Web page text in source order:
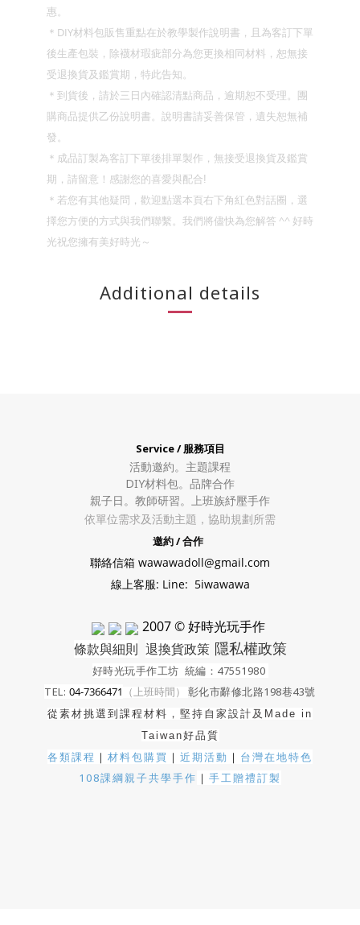
惠。
＊ DIY材料包販售重點在於教學製作說明書，且為客訂下單
後生產包裝，除襪材瑕疵部分為您更換相同材料，恕無接
受退換貨及鑑賞期，特此告知。
＊到貨後，請於三日內確認清點商品，逾期恕不受理。團
購商品提供乙份說明書。說明書請妥善保管，遺失恕無補
發。
＊成品訂製為客訂下單後排單製作，無接受退換貨及鑑賞
期，請留意！ 感謝您的喜愛與配合!
＊若您有其他疑問，歡迎點選本頁右下角紅色對話圈，選
擇您方便的方式與我們聯繫。我們將儘快為您解答 ^^ 好時
光祝您擁有美好時光～
Additional details
Service / 服務項目
活動邀約。 主題課程
DIY材料包。 品牌合作
親子日。教師研習。上班族紓壓手作
依單位需求及活動主題，協助規劃所需
邀約 / 合作
聯絡信箱 wawawadoll@gmail.com
線上客服: Line: 5iwawawa
2007 © 好時光玩手作
條款與細則 退換貨政策 隱私權政策
好時光玩手作工坊 統編：47551980
TEL: 04-7366471 （上班時間） 彰化市辭修北路198巷43號
從素材挑選到課程材料，堅持自家設計及 Made in
Taiwan好品質
各類課程 ｜ 材料包購買 ｜ 近期活動 ｜ 台灣在地特色
108課綱親子共學手作 ｜ 手工贈禮訂製